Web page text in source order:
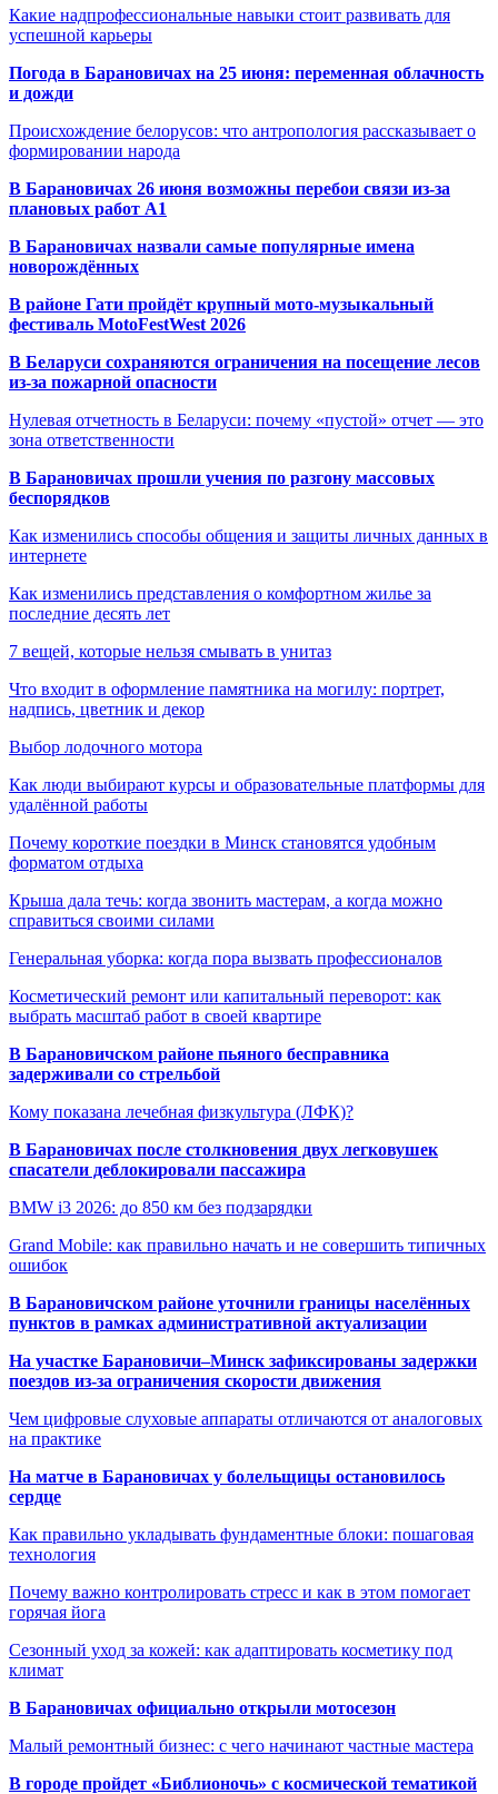
Какие надпрофессиональные навыки стоит развивать для
успешной карьеры
Погода в Барановичах на 25 июня: переменная облачность
и дожди
Происхождение белорусов: что антропология рассказывает о
формировании народа
В Барановичах 26 июня возможны перебои связи из-за
плановых работ A1
В Барановичах назвали самые популярные имена
новорождённых
В районе Гати пройдёт крупный мото-музыкальный
фестиваль MotoFestWest 2026
В Беларуси сохраняются ограничения на посещение лесов
из-за пожарной опасности
Нулевая отчетность в Беларуси: почему «пустой» отчет — это
зона ответственности
В Барановичах прошли учения по разгону массовых
беспорядков
Как изменились способы общения и защиты личных данных в
интернете
Как изменились представления о комфортном жилье за
последние десять лет
7 вещей, которые нельзя смывать в унитаз
Что входит в оформление памятника на могилу: портрет,
надпись, цветник и декор
Выбор лодочного мотора
Как люди выбирают курсы и образовательные платформы для
удалённой работы
Почему короткие поездки в Минск становятся удобным
форматом отдыха
Крыша дала течь: когда звонить мастерам, а когда можно
справиться своими силами
Генеральная уборка: когда пора вызвать профессионалов
Косметический ремонт или капитальный переворот: как
выбрать масштаб работ в своей квартире
В Барановичском районе пьяного бесправника
задерживали со стрельбой
Кому показана лечебная физкультура (ЛФК)?
В Барановичах после столкновения двух легковушек
спасатели деблокировали пассажира
BMW i3 2026: до 850 км без подзарядки
Grand Mobile: как правильно начать и не совершить типичных
ошибок
В Барановичском районе уточнили границы населённых
пунктов в рамках административной актуализации
На участке Барановичи–Минск зафиксированы задержки
поездов из-за ограничения скорости движения
Чем цифровые слуховые аппараты отличаются от аналоговых
на практике
На матче в Барановичах у болельщицы остановилось
сердце
Как правильно укладывать фундаментные блоки: пошаговая
технология
Почему важно контролировать стресс и как в этом помогает
горячая йога
Сезонный уход за кожей: как адаптировать косметику под
климат
В Барановичах официально открыли мотосезон
Малый ремонтный бизнес: с чего начинают частные мастера
В городе пройдет «Библионочь» с космической тематикой